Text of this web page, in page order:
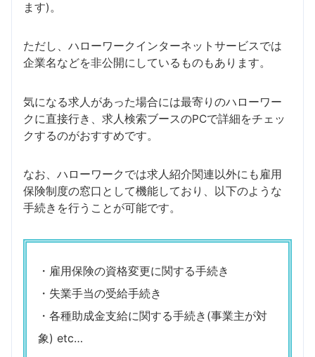
ます)。
ただし、ハローワークインターネットサービスでは
企業名などを非公開にしているものもあります。
気になる求人があった場合には最寄りのハローワー
クに直接行き、求人検索ブースのPCで詳細をチェッ
クするのがおすすめです。
なお、ハローワークでは求人紹介関連以外にも雇用
保険制度の窓口として機能しており、以下のような
手続きを行うことが可能です。
・雇用保険の資格変更に関する手続き
・失業手当の受給手続き
・各種助成金支給に関する手続き(事業主が対
象) etc…